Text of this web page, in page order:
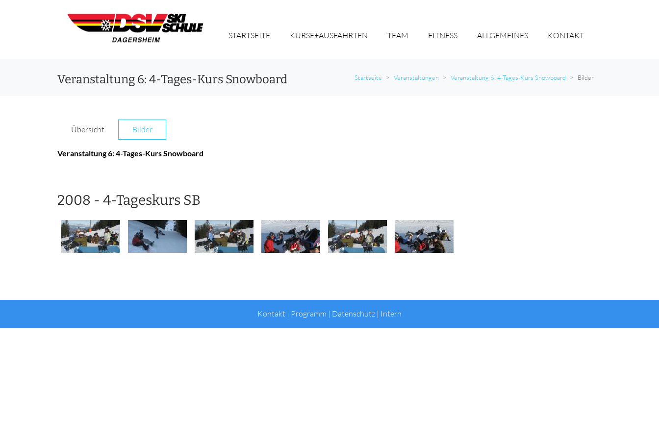
STARTSEITE KURSE+AUSFAHRTEN TEAM FITNESS ALLGEMEINES KONTAKT
Veranstaltung 6: 4-Tages-Kurs Snowboard Startseite Veranstaltungen Veranstaltung 6: 4-Tages-Kurs Snowboard Bilder
Übersicht Bilder
Veranstaltung 6: 4-Tages-Kurs Snowboard
2008 - 4-Tageskurs SB
Kontakt | Programm | Datenschutz | Intern